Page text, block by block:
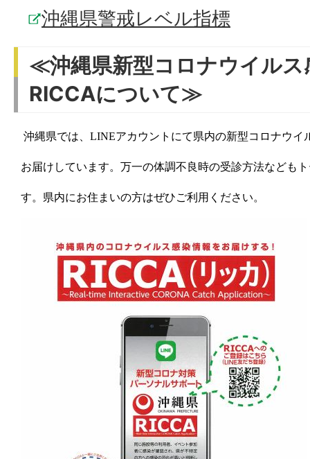
沖縄県警戒レベル指標
≪沖縄県新型コロナウイルス
RICCAについて≫
沖縄県では、LINEアカウントにて県内の新型コロナウイ
お届けしています。万一の体調不良時の受診方法なども
す。県内にお住まいの方はぜひご利用ください。